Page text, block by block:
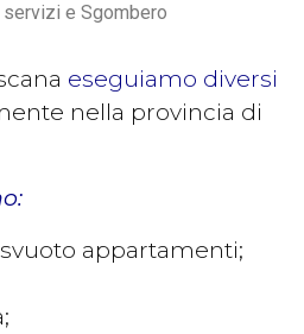
servizi e Sgombero
eseguiamo diversi
nella provincia di
appartamenti;